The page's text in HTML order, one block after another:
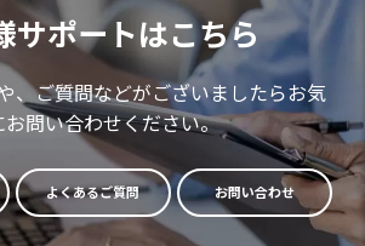
サポートはこちら
、ご質問などがございましたらお気
お問い合わせください。
よくあるご質問 お問い合わせ